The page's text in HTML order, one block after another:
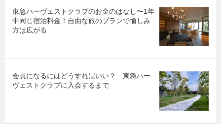
東急ハーヴェストクラブのお金のはなし〜1年
中同じ宿泊料金！自由な旅のプランで愉しみ
方は広がる
会員になるにはどうすればいい？ 東急ハー
ヴェストクラブに入会するまで